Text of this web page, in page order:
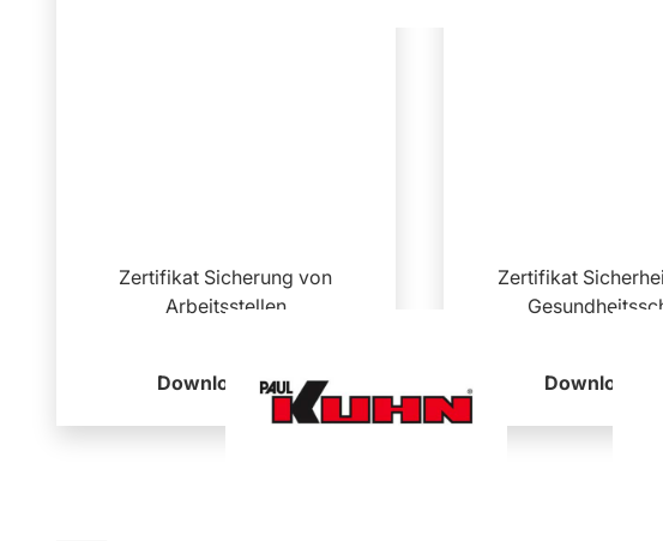
Zertifikat Sicherung von
Arbeitsstellen
Download
Zertifikat
Download